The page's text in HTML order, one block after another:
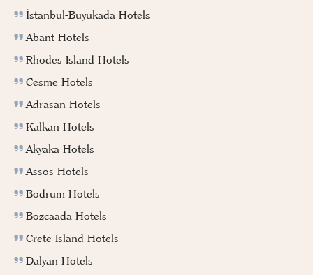
İstanbul-Buyukada Hotels
Abant Hotels
Rhodes Island Hotels
Cesme Hotels
Adrasan Hotels
Kalkan Hotels
Akyaka Hotels
Assos Hotels
Bodrum Hotels
Bozcaada Hotels
Crete Island Hotels
Dalyan Hotels